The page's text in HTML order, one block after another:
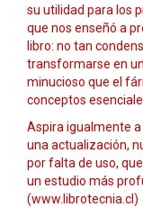
su utilidad para los
que nos enseñó a
libro: no tan
transformarse en
minucioso que el
conceptos
Aspira igualmente
una actualización,
por falta de uso,
un estudio más
(www.librotecnia.cl)